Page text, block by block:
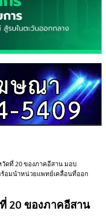
วัดที่ 20 ของภาคอีสาน มอบ
อมนำหน่วยแพทย์เคลื่อนที่ออก
20 ของภาคอีสาน